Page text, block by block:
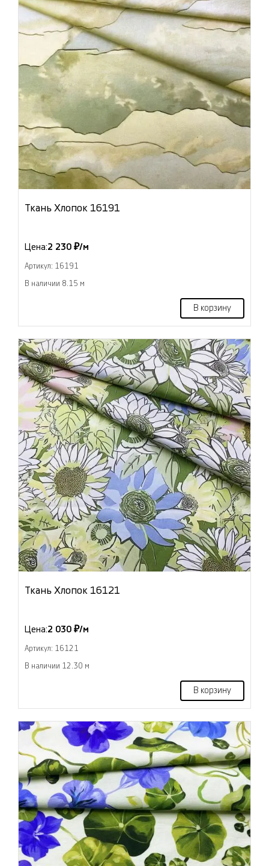
Ткань Хлопок 16191
Цена:2 230 ₽/м
Артикул: 16191
В наличии 8.15 м
В корзину
Ткань Хлопок 16121
Цена:2 030 ₽/м
Артикул: 16121
В наличии 12.30 м
В корзину